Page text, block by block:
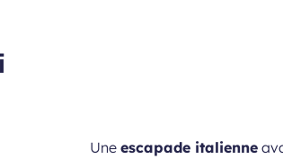
Uneescapade italienne